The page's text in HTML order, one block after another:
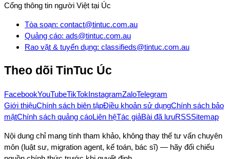
Cổng thông tin người Việt tại Úc
Tòa soạn: contact@tintuc.com.au
Quảng cáo: ads@tintuc.com.au
Rao vặt & tuyển dụng: classifieds@tintuc.com.au
Theo dõi TinTuc Úc
FacebookYouTubeTikTokInstagramZaloTelegram
Giới thiệuChính sách biên tậpĐiều khoản sử dụngChính sách bảo
mậtChính sách quảng cáoLiên hệTác giảBài đã lưuRSSSitemap
Nội dung chỉ mang tính tham khảo, không thay thế tư vấn chuyên
môn (luật sư, migration agent, kế toán, bác sĩ) — hãy đối chiếu